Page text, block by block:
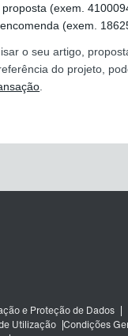
(exem.
(exem.
o seu artigo,
do projeto,
.